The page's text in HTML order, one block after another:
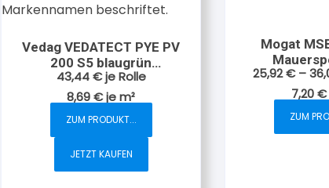
Vedag VEDATECT PYE PV
200 S5 blaugrün
Elastomerbitumen-
Schweißbahn 5 qm
43,44€ je Rolle
8,69€jem²
ZUM PRODUKT...
JETZT KAUFEN
Mogat
25,92€–
7,20€
ZUM